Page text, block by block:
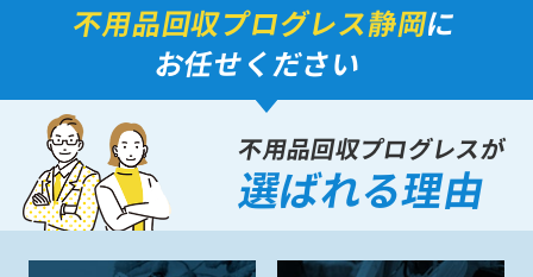
不用品回収プログレス静岡に
お任せください
不用品回収プログレスが
選ばれる理由